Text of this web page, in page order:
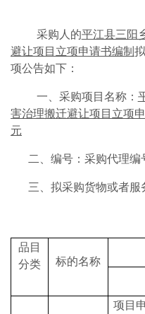
采购人的平江县三阳
避让项目立项申请书编制
项公告如下：
一、采购项目名称：
害治理搬迁避让项目立项
元
二、编号：采购代理编
三、拟采购货物或者服
品目
分类
标的名称
项目